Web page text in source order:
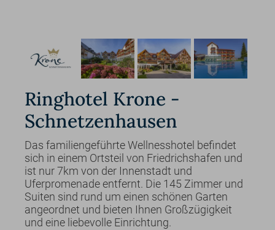
Ringhotel Krone -
Schnetzenhausen
Das familiengeführte Wellnesshotel befindet
sich in einem Ortsteil von Friedrichshafen und
ist nur 7km von der Innenstadt und
Uferpromenade entfernt. Die 145 Zimmer und
Suiten sind rund um einen schönen Garten
angeordnet und bieten Ihnen Großzügigkeit
und eine liebevolle Einrichtung.